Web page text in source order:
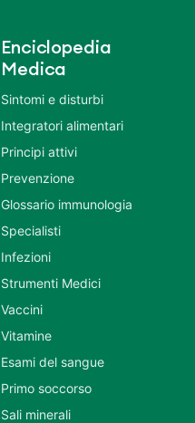
Enciclopedia
Medica
Sintomi e disturbi
Integratori alimentari
Principi attivi
Prevenzione
Glossario immunologia
Specialisti
Infezioni
Strumenti Medici
Vaccini
Vitamine
Esami del sangue
Primo soccorso
Sali minerali